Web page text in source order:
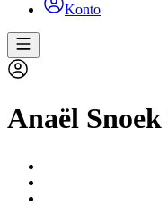
Konto
Anaël Snoek